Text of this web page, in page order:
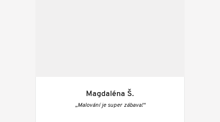
Magdaléna Š.
„Malování je super zábava!“